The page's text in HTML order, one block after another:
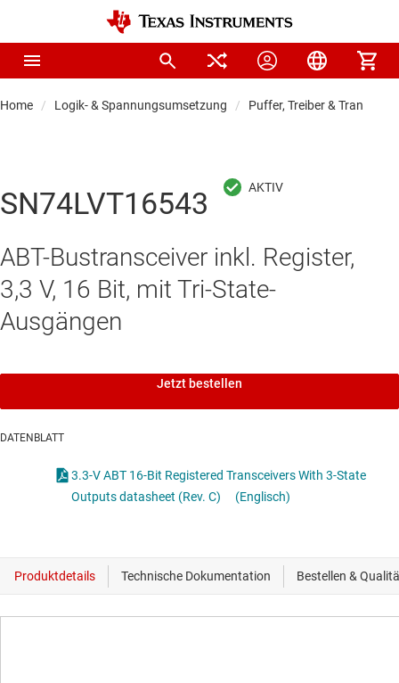
Home Logik- & Spannungsumsetzung Puffer, Treiber &
SN74LVT16543
ABT-Bustransceiver inkl. Register,
3,3 V, 16 Bit, mit Tri-State-
Ausgängen
Jetzt bestellen
DATENBLATT
3.3-V ABT 16-Bit Registered Transceivers With 3-State
Outputs datasheet (Rev. C)
(Englisch)